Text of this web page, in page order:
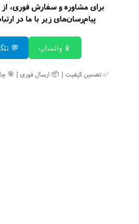
برای مشاوره و سفارش فوری،
پیام‌رسان‌های زیر با ما در
📱 واتساپ 💬
✅ تضمین کیفیت | 📦 ارسال فوری | 🎯